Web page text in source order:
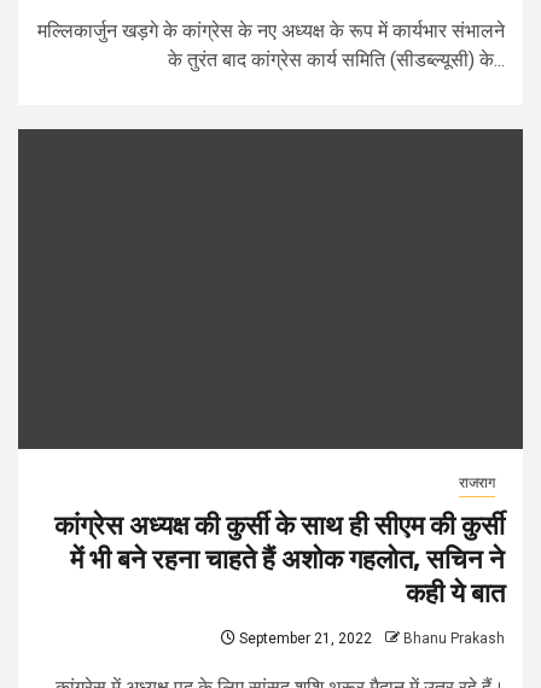
मल्लिकार्जुन खड़गे के कांग्रेस के नए अध्यक्ष के रूप में कार्यभार संभालने
के तुरंत बाद कांग्रेस कार्य समिति (सीडब्ल्यूसी) के...
राजराग
कांग्रेस अध्यक्ष की कुर्सी के साथ ही सीएम की कुर्सी
में भी बने रहना चाहते हैं अशोक गहलोत, सचिन ने
कही ये बात
September 21, 2022 Bhanu Prakash